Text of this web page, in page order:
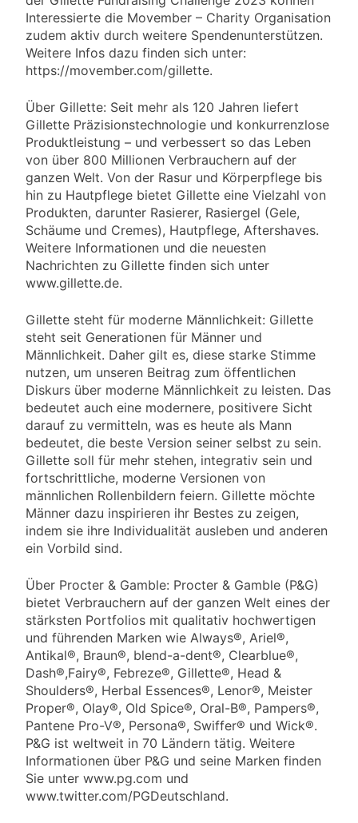
Interessierte die Movember – Charity Organisation
zudem aktiv durch weitere Spendenunterstützen.
Weitere Infos dazu finden sich unter:
https://movember.com/gillette.
Über Gillette: Seit mehr als 120 Jahren liefert
Gillette Präzisionstechnologie und konkurrenzlose
Produktleistung – und verbessert so das Leben
von über 800 Millionen Verbrauchern auf der
ganzen Welt. Von der Rasur und Körperpflege bis
hin zu Hautpflege bietet Gillette eine Vielzahl von
Produkten, darunter Rasierer, Rasiergel (Gele,
Schäume und Cremes), Hautpflege, Aftershaves.
Weitere Informationen und die neuesten
Nachrichten zu Gillette finden sich unter
www.gillette.de.
Gillette steht für moderne Männlichkeit: Gillette
steht seit Generationen für Männer und
Männlichkeit. Daher gilt es, diese starke Stimme
nutzen, um unseren Beitrag zum öffentlichen
Diskurs über moderne Männlichkeit zu leisten. Das
bedeutet auch eine modernere, positivere Sicht
darauf zu vermitteln, was es heute als Mann
bedeutet, die beste Version seiner selbst zu sein.
Gillette soll für mehr stehen, integrativ sein und
fortschrittliche, moderne Versionen von
männlichen Rollenbildern feiern. Gillette möchte
Männer dazu inspirieren ihr Bestes zu zeigen,
indem sie ihre Individualität ausleben und anderen
ein Vorbild sind.
Über Procter & Gamble: Procter & Gamble (P&G)
bietet Verbrauchern auf der ganzen Welt eines der
stärksten Portfolios mit qualitativ hochwertigen
und führenden Marken wie Always®, Ariel®,
Antikal®, Braun®, blend-a-dent®, Clearblue®,
Dash®,Fairy®, Febreze®, Gillette®, Head &
Shoulders®, Herbal Essences®, Lenor®, Meister
Proper®, Olay®, Old Spice®, Oral-B®, Pampers®,
Pantene Pro-V®, Persona®, Swiffer® und Wick®.
P&G ist weltweit in 70 Ländern tätig. Weitere
Informationen über P&G und seine Marken finden
Sie unter www.pg.com und
www.twitter.com/PGDeutschland.